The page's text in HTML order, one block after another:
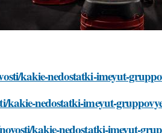
kakie-nedostatki-imeyut-
kakie-nedostatki-imeyut-
kakie-nedostatki-imeyut-